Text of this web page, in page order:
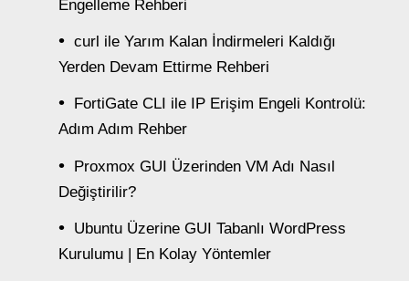
Engelleme Rehberi
curl ile Yarım Kalan İndirmeleri Kaldığı
Yerden Devam Ettirme Rehberi
FortiGate CLI ile IP Erişim Engeli Kontrolü:
Adım Adım Rehber
Proxmox GUI Üzerinden VM Adı Nasıl
Değiştirilir?
Ubuntu Üzerine GUI Tabanlı WordPress
Kurulumu | En Kolay Yöntemler